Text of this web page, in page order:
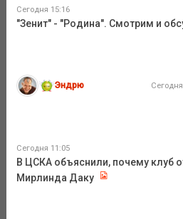
Сегодня 15:16
"Зенит" - "Родина". Смотрим и
Эндрю
Сегодня 11:05
В ЦСКА объяснили, почему клуб
Мирлинда Даку